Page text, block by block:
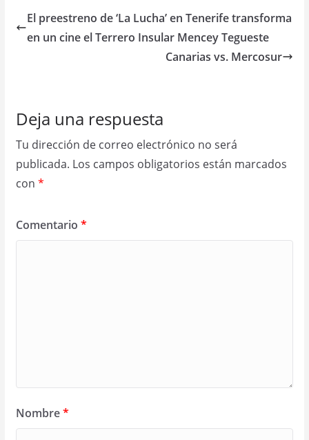
El preestreno de ‘La Lucha’ en Tenerife transforma
en un cine el Terrero Insular Mencey Tegueste
Canarias vs. Mercosur
Deja una respuesta
Tu dirección de correo electrónico no será
publicada. Los campos obligatorios están marcados
con *
Comentario *
Nombre*